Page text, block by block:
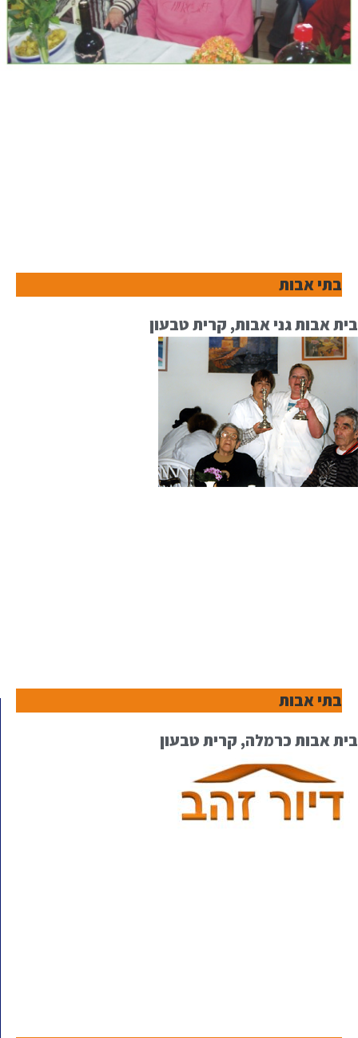
בתי אבות
בית אבות גני אבות, קרית טבעון
בתי אבות
בית אבות כרמלה, קרית טבעון